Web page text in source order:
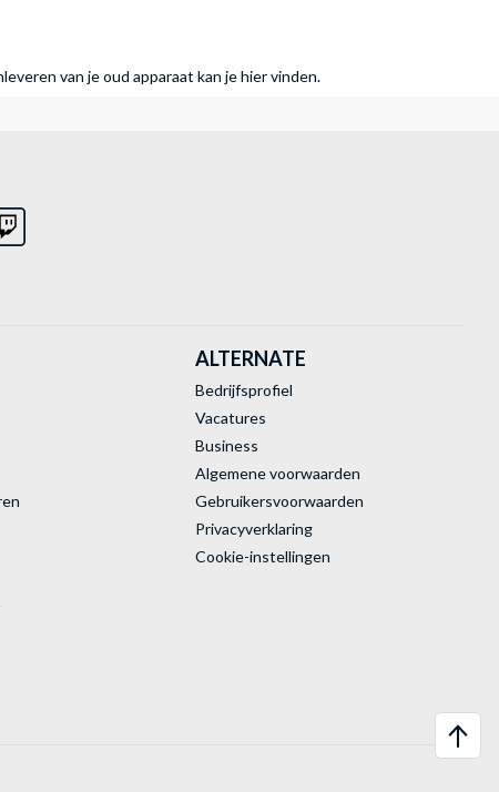
van je oud apparaat kan je hier vinden.
ALTERNATE
Bedrijfsprofiel
Vacatures
Business
Algemene voorwaarden
Gebruikersvoorwaarden
Privacyverklaring
Cookie-instellingen